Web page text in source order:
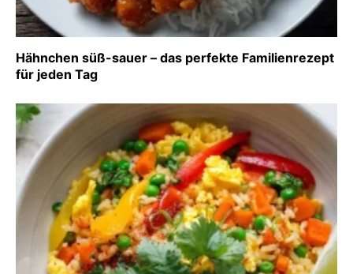
Hähnchen süß-sauer – das perfekte Familienrezept
für jeden Tag